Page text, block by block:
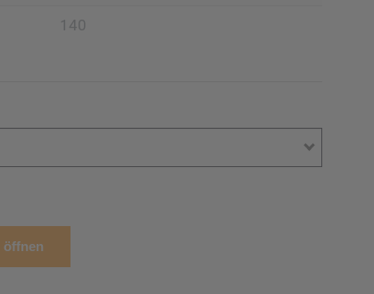
140
öffnen